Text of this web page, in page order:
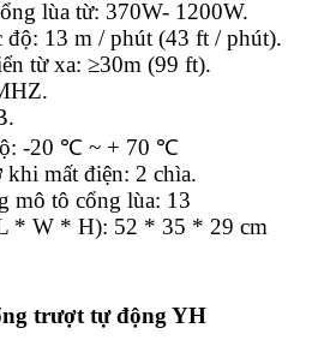
lùa từ: 370W- 1200W.
độ: 13 m / phút (43 ft / phút).
từ xa: ≥30m (99 ft).
-20 ℃ ~ + 70 ℃
khi mất điện: 2 chìa.
mô tô cổng lùa: 13
* W * H): 52 * 35 * 29 cm
trượt tự động YH